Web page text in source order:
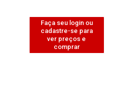
Faça seu login ou
cadastre-se para
ver preços e
comprar